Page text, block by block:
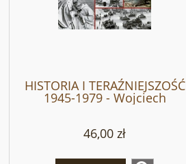
HISTORIA I TERAŹNIEJSZOŚĆ
1945-1979 - Wojciech
Roszkowski
46,00 zł